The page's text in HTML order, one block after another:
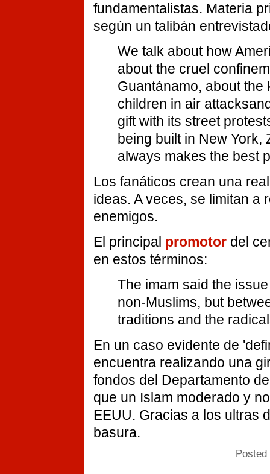
fundamentalistas. Materia
según un talibán
We talk about how
about the cruel
Guantánamo, about
children in air
gift with its street
being built in New
always makes the best
Los fanáticos crean una
ideas. A veces, se limitan a
enemigos.
El principal promotor del
en estos términos:
The imam said the
non-Muslims, but
traditions and the
En un caso evidente de
encuentra realizando una
fondos del Departamento
que un Islam moderado y
EEUU. Gracias a los ultras
basura.